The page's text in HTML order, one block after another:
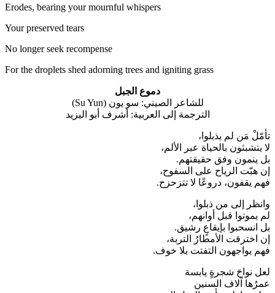
Erodes, bearing your mournful whispers
Your preserved tears
No longer seek recompense
For the droplets shed adorning trees and igniting grass
دموع الجبل
للشاعر الصيني: سو يون (Su Yun)
الترجمة إلى العربية: أشرف أبو اليزيد
تأمّلْ مَن لم يذبلوا،
لا يتشبثون بالحياة عبر الألم،
بل ينمون وفق حقيقتهم.
إن هبّت الرياح على السفوح،
فهم يقفون، دروعًا لا تتزحزح.
وانظر إلى من ذبلوا،
لم يموتوا قبل أوانهم،
بل انسحبوا بإيقاعٍ رشيق.
إن اخترقت الأمطارُ التربة،
فهم يواجهون التفتت بلا خوف.
لعل نواحَ شجرةٍ يابسة
عمرُها آلاف السنين